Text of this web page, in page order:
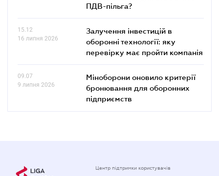
ПДВ-пільга?
15.12
16 липня 2026
Залучення інвестицій в
оборонні технології: яку
перевірку має пройти компанія
09.07
9 липня 2026
Міноборони оновило критерії
бронювання для оборонних
підприємств
Центр підтримки користувачів